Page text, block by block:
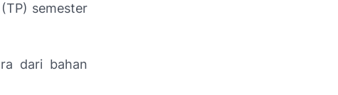
semester
dari bahan